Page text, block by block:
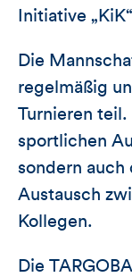
Initiative
Die
regelmäßig
Turnieren
sportlichen
sondern
Austausch
Kollegen.
Die